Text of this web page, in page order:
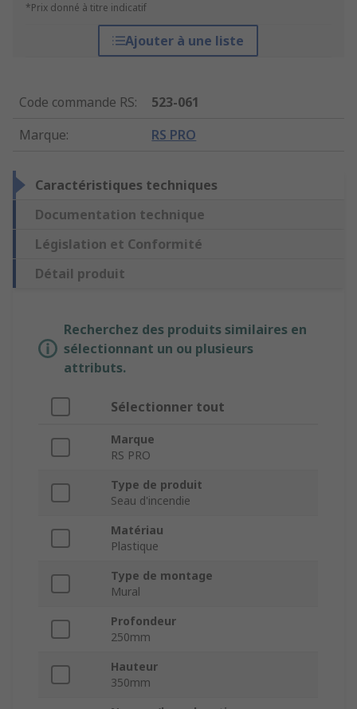
*Prix donné à titre indicatif
Ajouter à une liste
Code commande RS:
523-061
Marque: RS PRO
Caractéristiques techniques
Documentation technique
Législation et Conformité
Détail produit
Recherchez des produits similaires en
sélectionnant un ou plusieurs
attributs.
Sélectionner tout
Marque
RS PRO
Type de produit
Seau d'incendie
Matériau
Plastique
Type de montage
Mural
Profondeur
250mm
Hauteur
350mm